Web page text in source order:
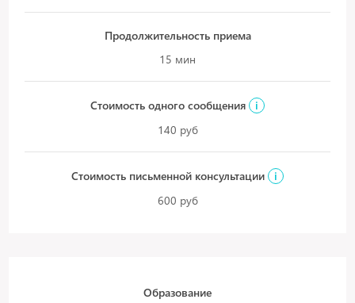
Продолжительность приема
15 мин
Стоимость одного сообщения
i
140 руб
Стоимость письменной консультации
i
600 руб
Образование